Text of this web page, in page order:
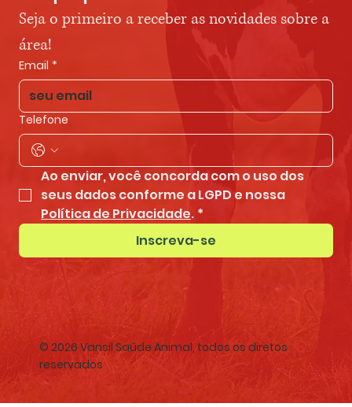
Seja o primeiro a receber as novidades sobre a
área!
Email *
Telefone
Ao enviar, você concorda com o uso dos
Política de Privacidade. *
Inscreva-se
© 2026 Vansil Saúde Animal, todos os diretos
reservados